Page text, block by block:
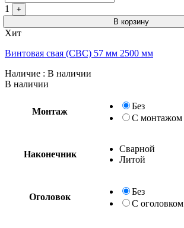
1
+
В корзину
Хит
Винтовая свая (СВС) 57 мм 2500 мм
Наличие : В наличии
В наличии
Монтаж
Без
С монтажом
Наконечник
Сварной
Литой
Оголовок
Без
С оголовком